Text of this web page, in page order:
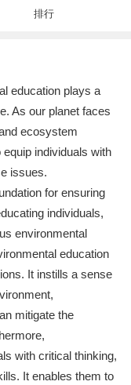
排行
education plays a
As our planet faces
ecosystem
individuals with
issues.
for ensuring
individuals,
environmental
education
It instills a sense
mitigate the
with critical thinking,
It enables them to